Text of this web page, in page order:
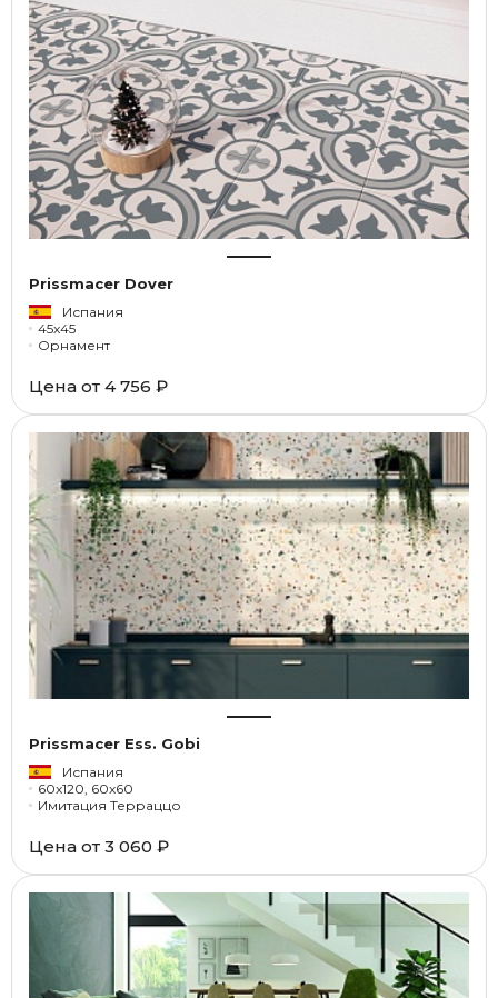
Prissmacer Dover
Испания
45x45
Орнамент
Цена от 4 756 ₽
Prissmacer Ess. Gobi
Испания
60x120, 60x60
Имитация Терраццо
Цена от 3 060 ₽